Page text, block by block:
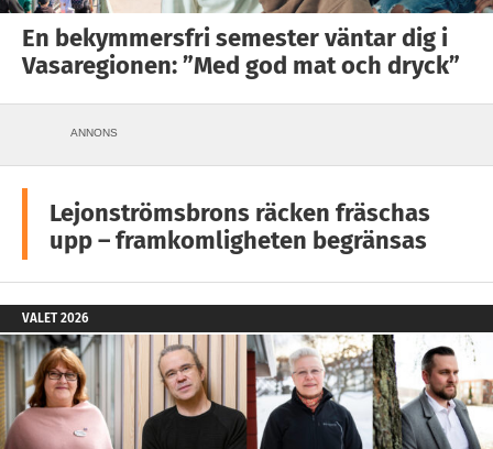
En bekymmersfri semester väntar dig i
Vasaregionen: ”Med god mat och dryck”
ANNONS
Lejonströmsbrons räcken fräschas
upp – framkomligheten begränsas
VALET 2026